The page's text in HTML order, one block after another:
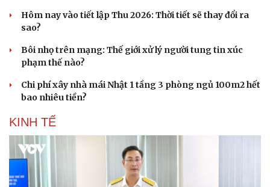
Hôm nay vào tiết lập Thu 2026: Thời tiết sẽ thay đổi ra
sao?
Bôi nhọ trên mạng: Thế giới xử lý người tung tin xúc
phạm thế nào?
Chi phí xây nhà mái Nhật 1 tầng 3 phòng ngủ 100m2 hết
bao nhiêu tiền?
KINH TẾ